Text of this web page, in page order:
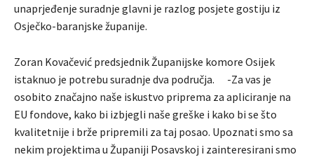
unaprjeđenje suradnje glavni je razlog posjete gostiju iz
Osječko-baranjske županije.
Zoran Kovačević predsjednik Županijske komore Osijek
istaknuo je potrebu suradnje dva područja. -Za vas je
osobito značajno naše iskustvo priprema za apliciranje na
EU fondove, kako bi izbjegli naše greške i kako bi se što
kvalitetnije i brže pripremili za taj posao. Upoznati smo sa
nekim projektima u Županiji Posavskoj i zainteresirani smo